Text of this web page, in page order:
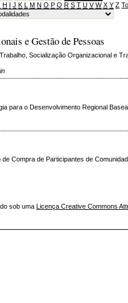
H I J K L M N O P Q R S T U V W X Y Z
e Gestão de Pessoas
Socialização Organizacional e
para o Desenvolvimento Regional
Compra de Participantes de
sob uma Licença Creative Commons